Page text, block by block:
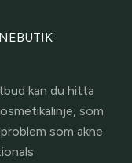
kan du hitta
som
som akne